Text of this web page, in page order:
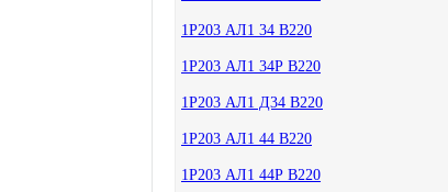
1Р203 АЛ1 34 В220
1Р203 АЛ1 34Р В220
1Р203 АЛ1 Д34 В220
1Р203 АЛ1 44 В220
1Р203 АЛ1 44Р В220